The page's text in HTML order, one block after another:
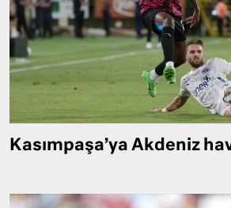
Kasımpaşa’ya Akdeniz